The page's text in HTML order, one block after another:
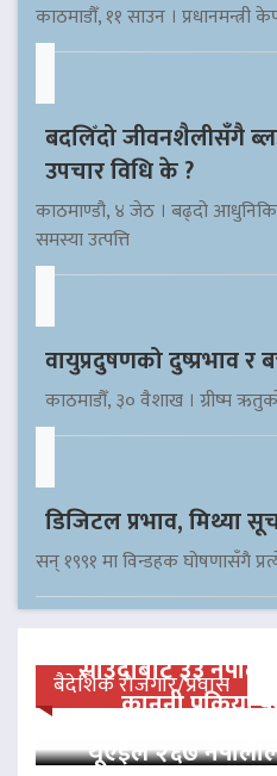
काठमाडौँ, ११ साउन । प्रधानमन्त्री
बदलिँदो जीवनशैलीसँगै
उपचार विधि के ?
काठमाण्डौ, ४ जेठ । बढ्दो
समस्या उत्पत्ति
वायुप्रदुषणको दुष्प्रभाव र
काठमाडौँ, ३० वैशाख । ग्रीष्म
डिजिटल प्रभाव, मिथ्या
सन् १९९१ मा विन्डहक घोषणासँगै
बैदेशिक रोजगार/प्रवास
साउदीबाट ३३
कानुनी
यूएईले २६७